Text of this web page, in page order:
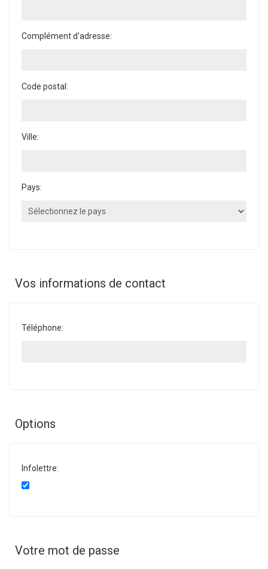
Complément d'adresse:
Code postal:
Ville:
Pays:
Vos informations de contact
Téléphone:
Options
Infolettre:
Votre mot de passe